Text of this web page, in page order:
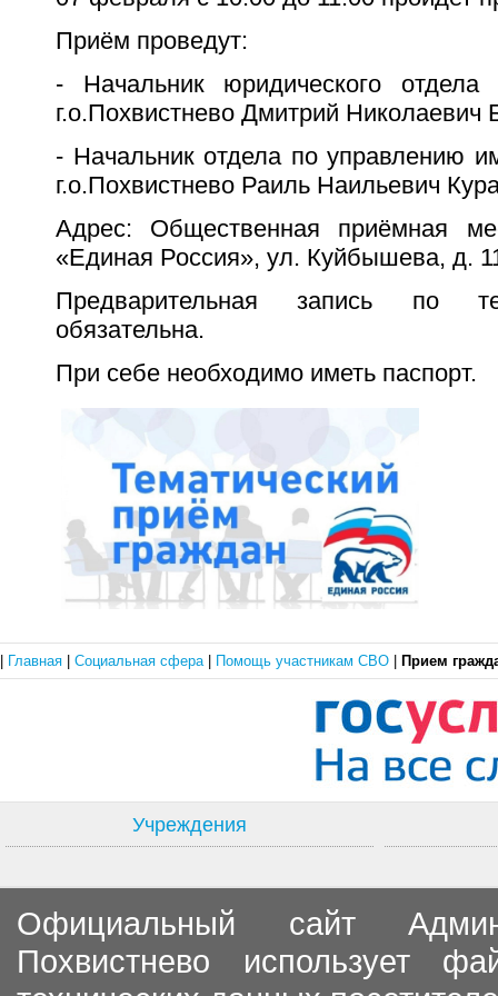
Приём проведут:
- Начальник юридического отдела
г.о.Похвистнево Дмитрий Николаевич
- Начальник отдела по управлению
г.о.Похвистнево Раиль Наильевич
Адрес: Общественная приёмная
«Единая Россия», ул. Куйбышева, д.
Предварительная запись по
обязательна.
При себе необходимо иметь паспорт.
Главная Социальная сфера Помощь участникам СВО Прием
Учреждения
Официальный сайт
Похвистнево использует